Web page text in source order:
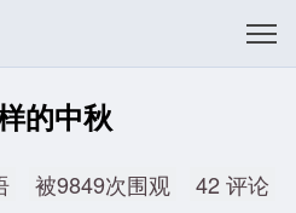
的中秋
被9849次围观 42 评论